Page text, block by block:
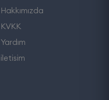
Hakkımızda
KVKK
Yardım
iletisim